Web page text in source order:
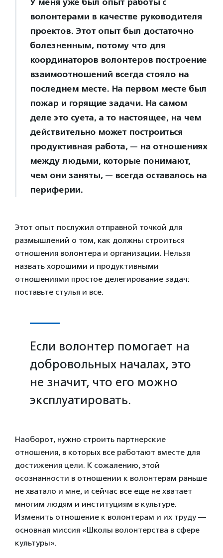
волонтерами в качестве руководителя
проектов. Этот опыт был достаточно
болезненным, потому что для
координаторов волонтеров построение
взаимоотношений всегда стояло на
последнем месте. На первом месте был
пожар и горящие задачи. На самом
деле это суета, а то настоящее, на чем
действительно может построиться
продуктивная работа, — на отношениях
между людьми, которые понимают,
чем они заняты, — всегда оставалось на
периферии.
Этот опыт послужил отправной точкой для
размышлений о том, как должны строиться
отношения волонтера и организации. Нельзя
назвать хорошими и продуктивными
отношениями простое делегирование задач:
поставьте стулья и все.
Если волонтер помогает на
добровольных началах, это
не значит, что его можно
эксплуатировать.
Наоборот, нужно строить партнерские
отношения, в которых все работают вместе для
достижения цели. К сожалению, этой
осознанности в отношении к волонтерам раньше
не хватало и мне, и сейчас все еще не хватает
многим людям и институциям в культуре.
Изменить отношение к волонтерам и их труду —
основная миссия «Школы волонтерства в сфере
культуры».